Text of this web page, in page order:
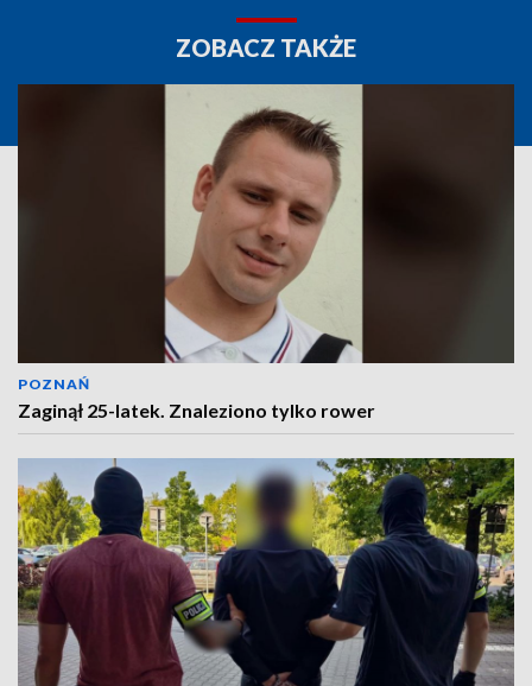
ZOBACZ TAKŻE
POZNAŃ
Zaginął 25-latek. Znaleziono tylko rower